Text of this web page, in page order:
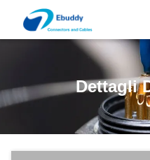
Dettagli